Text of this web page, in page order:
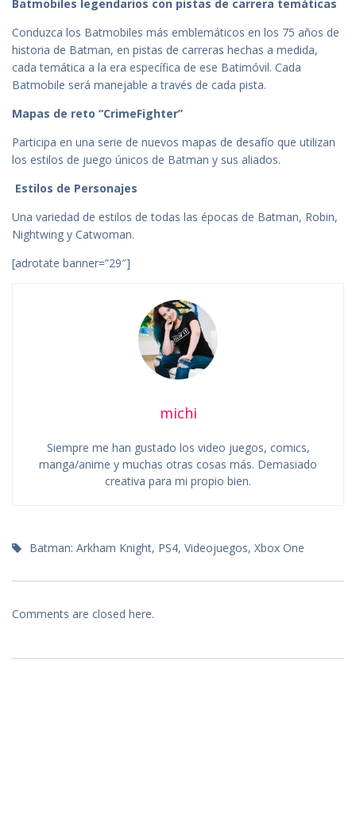
Batmobiles legendarios con pistas de carrera temáticas
Conduzca los Batmobiles más emblemáticos en los 75 años de
historia de Batman, en pistas de carreras hechas a medida,
cada temática a la era específica de ese Batimóvil. Cada
Batmobile será manejable a través de cada pista.
Mapas de reto “CrimeFighter”
Participa en una serie de nuevos mapas de desafío que utilizan
los estilos de juego únicos de Batman y sus aliados.
Estilos de Personajes
Una variedad de estilos de todas las épocas de Batman, Robin,
Nightwing y Catwoman.
[adrotate banner=”29″]
michi
Siempre me han gustado los video juegos, comics,
manga/anime y muchas otras cosas más. Demasiado
creativa para mi propio bien.
Batman: Arkham Knight, PS4, Videojuegos, Xbox One
Comments are closed here.